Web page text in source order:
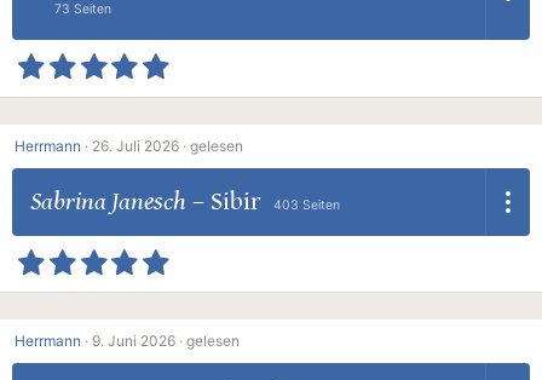
73 Seiten
Herrmann · 26. Juli 2026 · gelesen
Sabrina Janesch – Sibir 403 Seiten
Herrmann · 9. Juni 2026 · gelesen